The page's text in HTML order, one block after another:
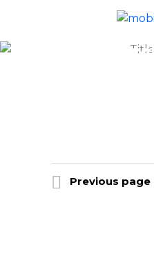
Previous page